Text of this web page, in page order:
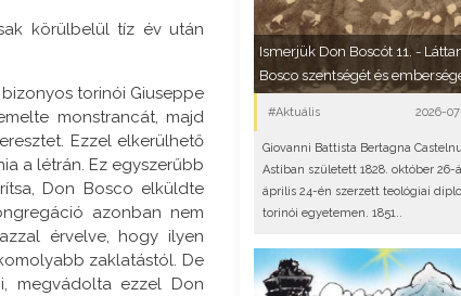
körülbelül tíz év után
torinói Giuseppe
monstrancát, majd
Ezzel elkerülhető
a létrán. Ez egyszerűbb
Don Bosco elküldte
azonban nem
érvelve, hogy ilyen
zaklatástól. De
megvádolta ezzel Don
Ismerjük Don Boscót 11. -
Bosco szentségét és
#Aktuális 2026-
Giovanni Battista Bertagna
Astiban született 1828. október 26-
április 24-én szerzett teológiai
torinói egyetemen. 1851..